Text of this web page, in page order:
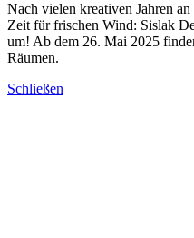
Nach vielen kreativen Jahren
Zeit für frischen Wind: Sislak
um! Ab dem 26. Mai 2025
Räumen.
Schließen